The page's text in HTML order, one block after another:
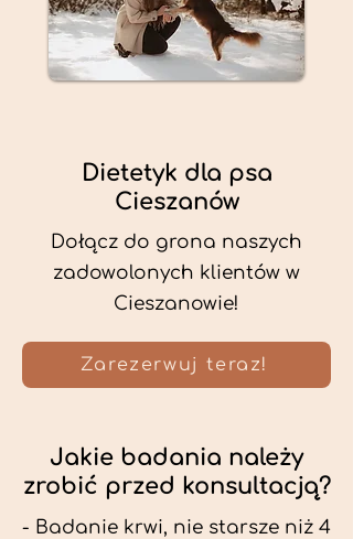
Dietetyk dla psa
Cieszanów
Dołącz do grona naszych
zadowolonych klientów w
Cieszanowie!
Zarezerwuj teraz!
Jakie badania należy
zrobić przed konsultacją?
- Badanie krwi, nie starsze niż 4